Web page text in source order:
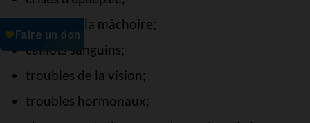
douleur à la mâchoire;
caillots sanguins;
troubles de la vision;
troubles hormonaux;